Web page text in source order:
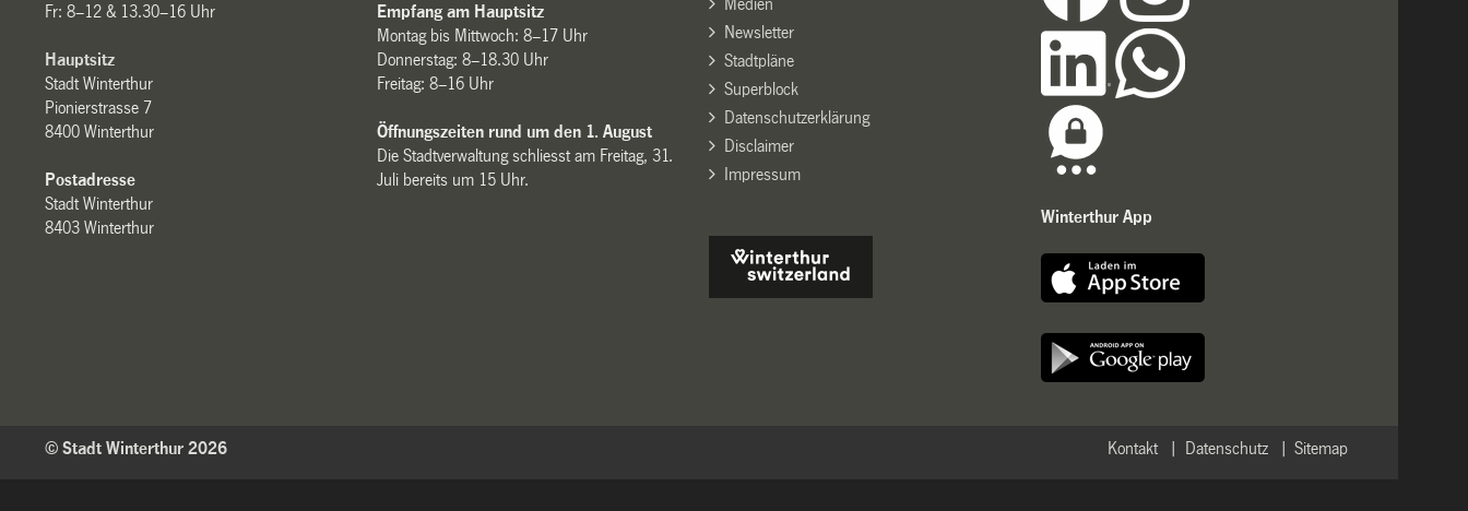
Fr: 8–12 & 13.30–16 Uhr
Hauptsitz
Stadt Winterthur
Pionierstrasse 7
8400 Winterthur
Postadresse
Stadt Winterthur
8403 Winterthur
Empfang am Hauptsitz
Montag bis Mittwoch: 8–17 Uhr
Donnerstag: 8–18.30 Uhr
Freitag: 8–16 Uhr
Öffnungszeiten rund um den 1. August
Die Stadtverwaltung schliesst am Freitag, 31.
Juli bereits um 15 Uhr.
Newsletter
Stadtpläne
Superblock
Datenschutzerklärung
Disclaimer
Impressum
Winterthur App
Sitemap
Datenschutz
Kontakt
© Stadt Winterthur 2026